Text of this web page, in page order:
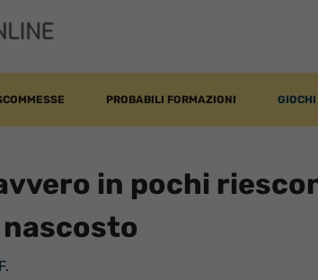
PROBABILI FORMAZIONI
in pochi